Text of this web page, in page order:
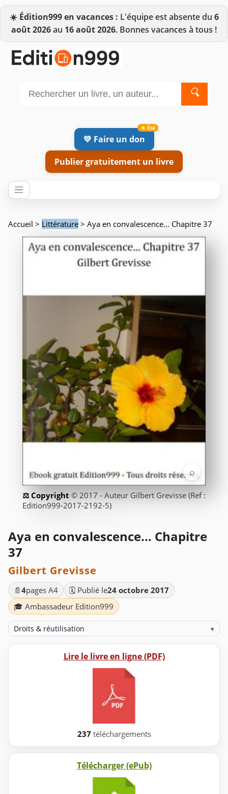
☀️ Édition999 en vacances : L'équipe est absente du 6
août 2026au 16 août 2026. Bonnes vacances à tous !
🔍
💛 Faire un don
Publier gratuitement un livre
Accueil > Littérature > Aya en convalescence... Chapitre 37
⌕
© 2017 - Auteur Gilbert Grevisse (Ref :
Edition999-2017-2192-5)
Aya en convalescence... Chapitre
37
Gilbert Grevisse
📄 4pages A4 🗓️ Publié le24 octobre 2017
🎓 Ambassadeur Edition999
Droits & réutilisation ▾
Lire le livre en ligne (PDF)
237 téléchargements
Télécharger (ePub)